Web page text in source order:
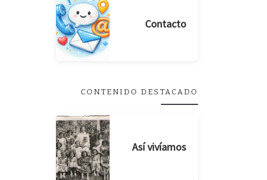
Contacto
CONTENIDO DESTACADO
Así vivíamos